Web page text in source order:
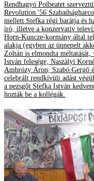
Rendhagyó Polbeatet
Revolution '56
mellett Stefka régi barátja és
író, illetve a konzervatív
Horn-Kuncze-kormány által
alakja (egyben az ünnepelt
Zoltán is elmondta méltatását,
István felesége, Naszályi
Ambrózy Áron, Szabó Gergő
celebrált rendkívüli adást
a pezsgőt Stefka István
hozták be a kollégák.